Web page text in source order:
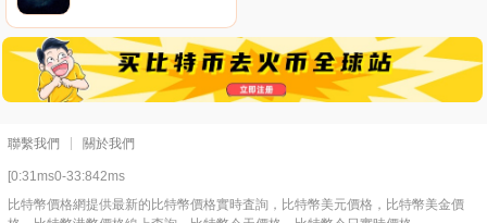
聯繫我們 關於我們
[0:31ms0-33:842ms
比特幣價格網提供最新的比特幣價格實時査詢，比特幣美元價格，比特幣美金價